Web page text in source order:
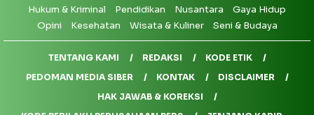
Hukum & Kriminal
Pendidikan Nusantara
Gaya Hidup
Opini
Kesehatan Wisata & Kuliner Seni & Budaya
TENTANG KAMI REDAKSI
KODE ETIK
PEDOMAN MEDIA SIBER
KONTAK
DISCLAIMER
HAK JAWAB & KOREKSI